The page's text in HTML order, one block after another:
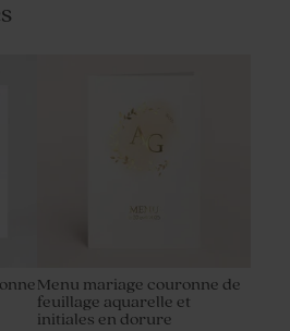
Menu mariage couronne de
feuillage aquarelle et
initiales en dorure